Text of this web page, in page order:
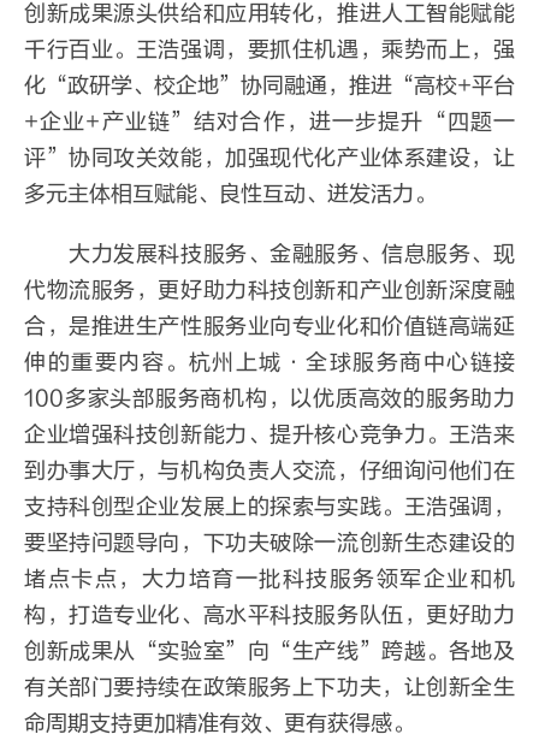
创新成果源头供给和应用转化，推进人工智能赋能
千行百业。王浩强调，要抓住机遇，乘势而上，强
化“政研学、校企地”协同融通，推进“高校+平台
+企业+产业链”结对合作，进一步提升“四题一
评”协同攻关效能，加强现代化产业体系建设，让
多元主体相互赋能、良性互动、迸发活力。
大力发展科技服务、金融服务、信息服务、现
代物流服务，更好助力科技创新和产业创新深度融
合，是推进生产性服务业向专业化和价值链高端延
伸的重要内容。杭州上城·全球服务商中心链接
100多家头部服务商机构，以优质高效的服务助力
企业增强科技创新能力、提升核心竞争力。王浩来
到办事大厅，与机构负责人交流，仔细询问他们在
支持科创型企业发展上的探索与实践。王浩强调，
要坚持问题导向，下功夫破除一流创新生态建设的
堵点卡点，大力培育一批科技服务领军企业和机
构，打造专业化、高水平科技服务队伍，更好助力
创新成果从“实验室”向“生产线”跨越。各地及
有关部门要持续在政策服务上下功夫，让创新全生
命周期支持更加精准有效、更有获得感。